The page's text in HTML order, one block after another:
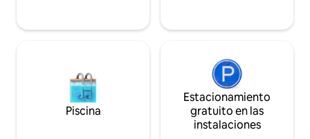
cómoda.
Piscina
Estacionamiento
gratuito en las
instalaciones